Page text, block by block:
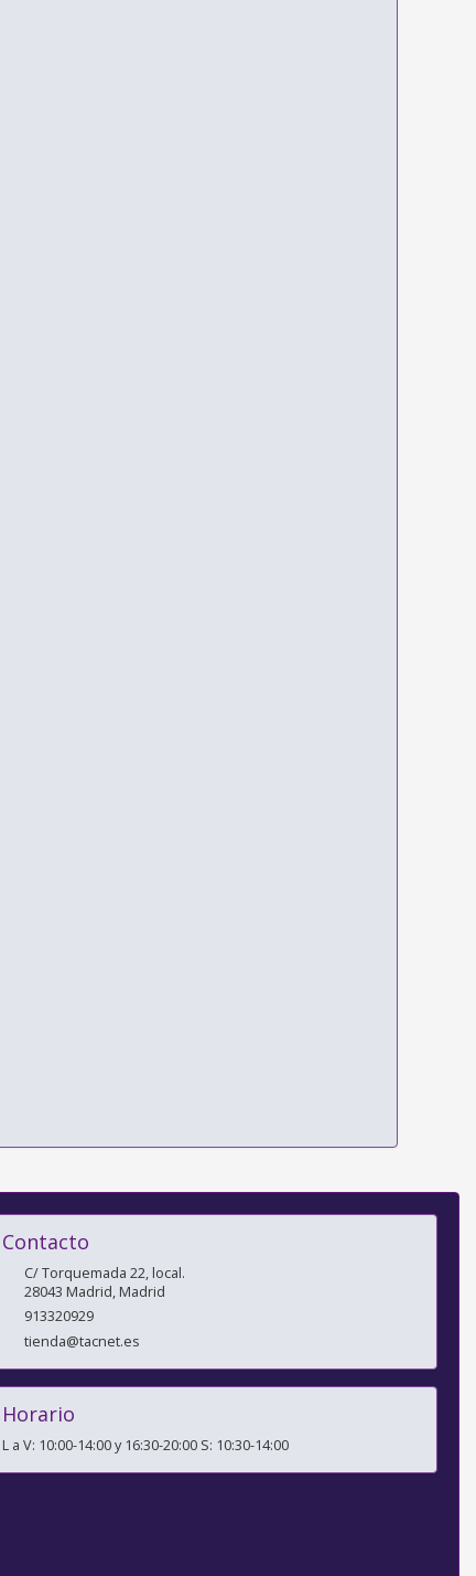
Contacto
C/ Torquemada 22, local.
28043 Madrid,Madrid
913320929
tienda@tacnet.es
Horario
L a V: 10:00-14:00 y 16:30-20:00 S: 10:30-14:00